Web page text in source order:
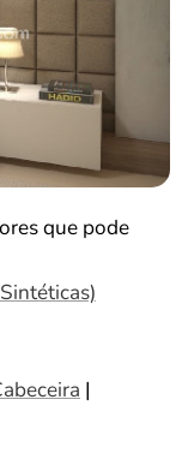
que pode
|